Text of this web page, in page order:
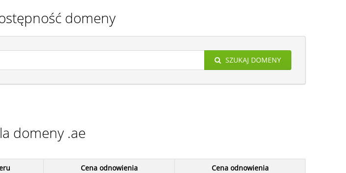
domeny
SZUKAJ DOMENY
domeny .ae
Cena odnowienia Cena odnowienia